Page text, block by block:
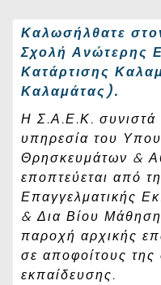
Καλωσήλθατε
ΣχολήΑνώτερης
Κατάρτισης
Καλαμάτας).
Η Σ.Α.Ε.Κ. συνιστά
υπηρεσία του
Θρησκευμάτων &
εποπτεύεται από
Επαγγελματικής
& Δια Βίου
παροχή αρχικής
σε αποφοίτους της
εκπαίδευσης.